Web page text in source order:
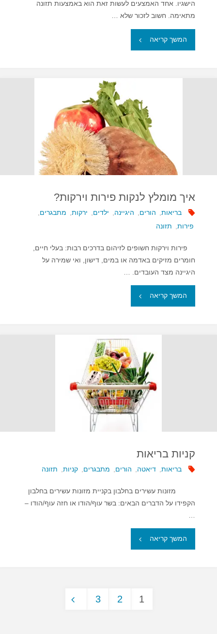
הישגיו. אחד האמצעים לעשות זאת הוא באמצעות תזונה
מתאימה. חשוב לזכור שלא …
המשך קריאה "תזונה
הצעיר"
איך מומלץ לנקות פירות וירקות?
בריאות, הורים, היגיינה, ילדים, ירקות, מתבגרים,
פירות, תזונה
פירות וירקות חשופים לזיהום בדרכים רבות: בעלי חיים,
חומרים מזיקים באדמה או במים, דישון, ואי שמירה על
היגיינה מצד העובדים. …
המשך קריאה "איך
פירות
וירקות?"
קניות בריאות
בריאות דיאטה הורים מתבגרים קניות, תזונה
מזונות עשירים בחלבון בקניית מזונות עשירים בחלבון
הקפידו על הדברים הבאים: בשר עוף/הודו או חזה עוף/הודו –
המשך קריאה "קניות
1
2
3